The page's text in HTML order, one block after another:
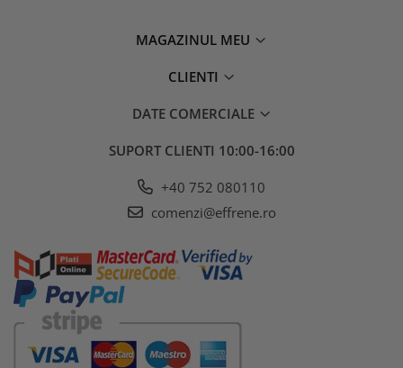
MAGAZINUL MEU
CLIENTI
DATE COMERCIALE
SUPORT CLIENTI 10:00-16:00
+40 752 080110
comenzi@effrene.ro